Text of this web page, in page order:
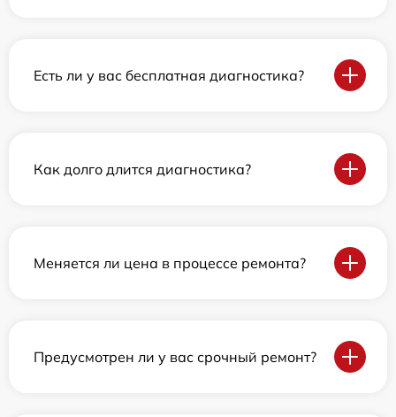
Есть ли у вас бесплатная диагностика?
Как долго длится диагностика?
Меняется ли цена в процессе ремонта?
Предусмотрен ли у вас срочный ремонт?